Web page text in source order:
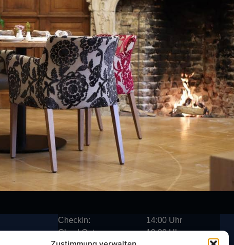
CheckIn:
14:00 Uhr
CheckOut:
10:00 Uhr